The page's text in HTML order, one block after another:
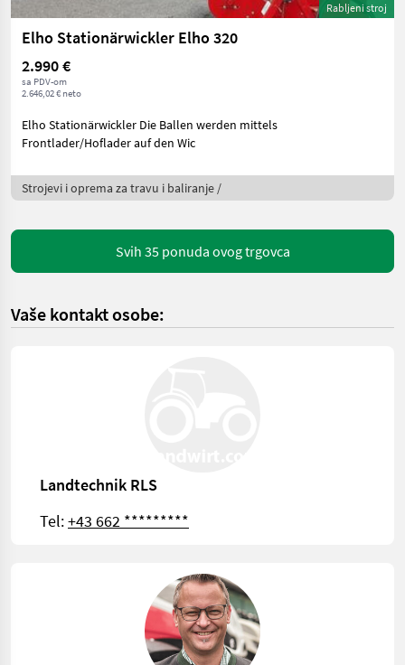
Rabljeni stroj
Elho Stationärwickler Elho 320
2.990 €
sa PDV-om
2.646,02 € neto
Elho Stationärwickler Die Ballen werden mittels
Frontlader/Hoflader auf den Wic
Strojevi i oprema za travu i baliranje /
Svih 35 ponuda ovog trgovca
Vaše kontakt osobe:
Landtechnik RLS
Tel:+43 662 *********